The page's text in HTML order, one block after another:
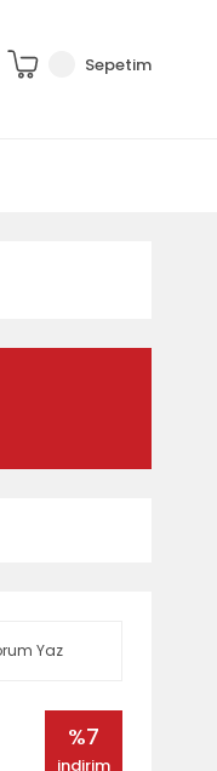
Sepetim
Yaz
%7
indirim